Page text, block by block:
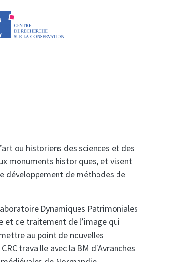
ou historiens des sciences et des
monuments historiques, et visent
développement de méthodes de
Dynamiques Patrimoniales
et de traitement de l’image qui
au point de nouvelles
travaille avec la BM d’Avranches